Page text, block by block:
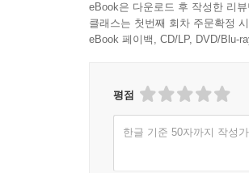
eBook은 다운로드 후 작성한 리
클래스는 첫번째 회차 주문확정
eBook 페이백, CD/LP, DVD/Blu-
평점
한글 기준 50자까지 작성